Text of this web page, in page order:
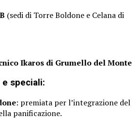
(sedi di Torre Boldone e Celana di
Ikaros di Grumello del Monte
e speciali:
: premiata per l’integrazione del
panificazione.